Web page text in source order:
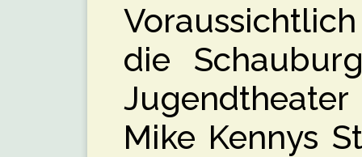
die
Mike Kennys